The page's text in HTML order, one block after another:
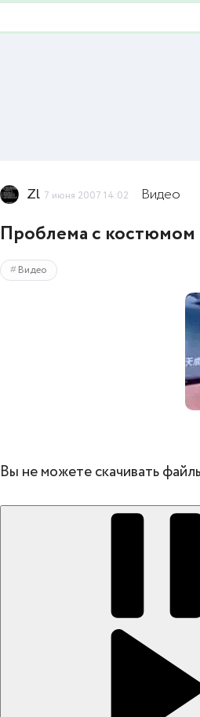
Zl 7 июня 2007 14:02 Видео
Проблема с костюмом
Видео
Вы не можете скачивать